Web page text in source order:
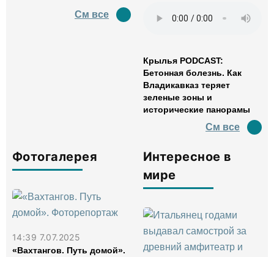
См все
Крылья PODCAST:
Бетонная болезнь. Как
Владикавказ теряет
зеленые зоны и
исторические панорамы
См все
Фотогалерея
14:39 7.07.2025
«Вахтангов. Путь домой».
Интересное в
мире